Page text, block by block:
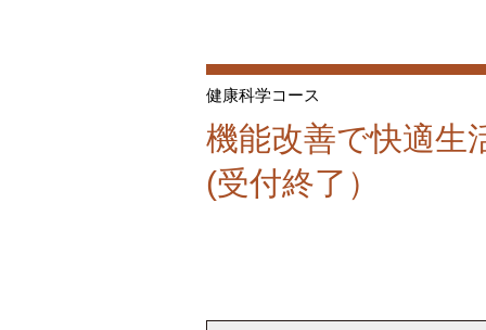
健康科学コース
機能改善で快適
(受付終了）